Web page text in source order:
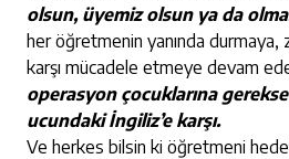
olsun, üyemiz olsun ya da
her öğretmenin yanında durmaya,
karşı mücadele etmeye devam
operasyon çocuklarına
ucundaki İngiliz’e karşı.
Ve herkes bilsin ki öğretmeni